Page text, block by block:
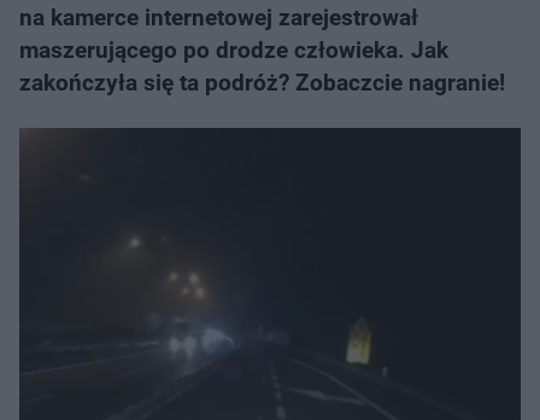
na kamerce internetowej zarejestrował
maszerującego po drodze człowieka. Jak
zakończyła się ta podróż? Zobaczcie nagranie!